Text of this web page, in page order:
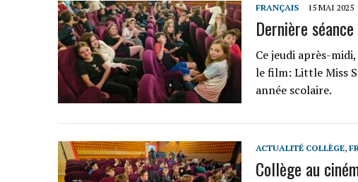
FRANÇAIS 15 MAI 2025
Dernière
Ce jeudi après-
le film: Little Miss
année scolaire.
ACTUALITÉ COLLÈGE,
Collège au